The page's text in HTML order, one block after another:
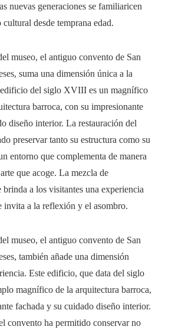
nuevas generaciones se familiaricen
desde temprana edad.
museo, el antiguo convento de San
suma una dimensión única a la
edificio del siglo XVIII es un magnífico
barroca, con su impresionante
diseño interior. La restauración del
preservar tanto su estructura como su
entorno que complementa de manera
que acoge. La mezcla de
brinda a los visitantes una experiencia
invita a la reflexión y el asombro.
museo, el antiguo convento de San
también añade una dimensión
Este edificio, que data del siglo
magnífico de la arquitectura barroca,
fachada y su cuidado diseño interior.
convento ha permitido conservar no